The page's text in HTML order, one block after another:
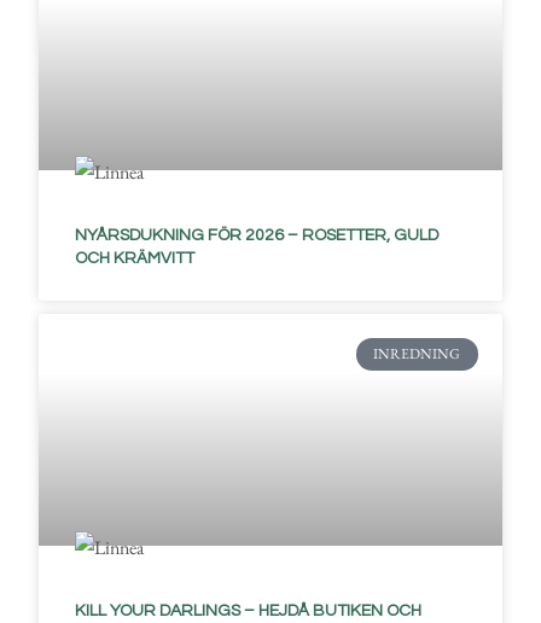
NYÅRSDUKNING FÖR 2026 – ROSETTER, GULD
OCH KRÄMVITT
INREDNING
KILL YOUR DARLINGS – HEJDÅ BUTIKEN OCH